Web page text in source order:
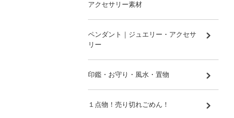
アクセサリー素材
ペンダント｜ジュエリー・アクセサ
リー
印鑑・お守り・風水・置物
１点物！売り切れごめん！